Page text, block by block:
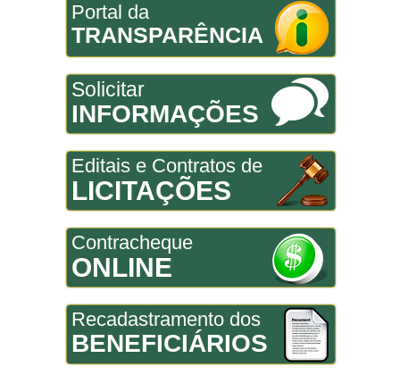
Portal da
TRANSPARÊNCIA
Solicitar
INFORMAÇÕES
Editais e Contratos de
LICITAÇÕES
Contracheque
ONLINE
Recadastramento dos
BENEFICIÁRIOS